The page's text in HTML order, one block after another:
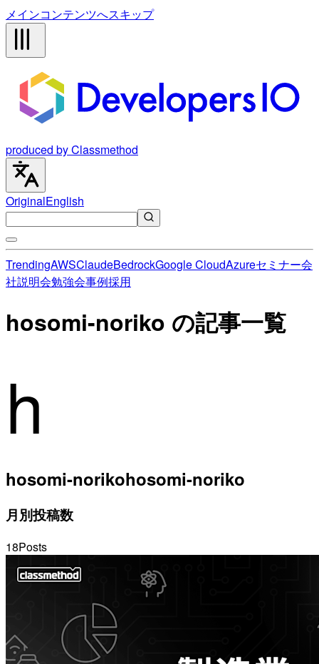
メインコンテンツへスキップ
produced by Classmethod
OriginalEnglish
TrendingAWSClaudeBedrockGoogle CloudAzureセミナー会
社説明会勉強会事例採用
hosomi-noriko の記事一覧
h
hosomi-norikohosomi-noriko
月別投稿数
18Posts